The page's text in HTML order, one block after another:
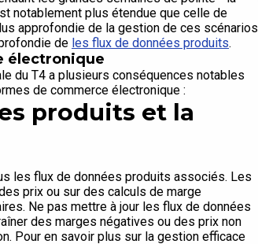
notablement plus étendue que celle de
approfondie de la gestion de ces scénarios
de les flux de données produits.
électronique
du T4 a plusieurs conséquences notables
de commerce électronique :
produits et la
les flux de données produits associés. Les
prix ou sur des calculs de marge
Ne pas mettre à jour les flux de données
des marges négatives ou des prix non
Pour en savoir plus sur la gestion efficace